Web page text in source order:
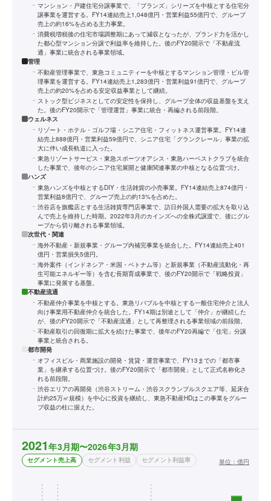
マンション・戸建住宅分譲事業で、「ブランズ」シリーズを中核とする住宅分
譲事業を運営する。FY14連結売上1,048億円・営業利益55億円で、グループ
売上の約16%を占める主力事業。
消費税増税後の住宅市場調整期にあって減収となったが、ブランド力を活かし
た都心型マンション分譲で利益率を維持した。後のFY20開示で「不動産流
通」事業に統合される事業領域。
管理
不動産管理事業で、東急コミュニティーを中核とするマンション管理・ビル管
理事業を運営する。FY14連結売上1,283億円・営業利益91億円で、グループ
売上の約20%を占める安定収益事業として継続。
ストック型ビジネスとしての安定性を保持し、グループ全体の収益基盤を支え
た。後のFY20開示で「管理運営」事業に統合・再編される前段階。
ウェルネス
リゾート・ホテル・ゴルフ場・シニア住宅・フィットネス運営事業。FY14連
結売上888億円・営業利益59億円で、シニア住宅「グランクレール」事業の拡
大に伴い成長軌道に入った。
東急リゾートサービス・東急スポーツオアシス・東急ハーベストクラブを統合
した事業で、後年のシニア住宅展開と健康関連事業の中核となる位置づけ。
ハンズ
東急ハンズを中核とするDIY・生活雑貨の小売事業。FY14連結売上874億円・
営業利益8億円で、グループ売上の約13%を占めた。
渋谷店を旗艦店とする生活雑貨専門店事業で、訪日外国人需要の拡大を取り込
んで売上を維持した時期。2022年3月のカインズへの全株式譲渡で、後にグル
ープから切り離される事業領域。
次世代・関連
海外不動産・新規事業・グループ内補完事業を統合した。FY14連結売上401
億円・営業損失5億円。
海外案件（インドネシア・米国・ベトナム等）と新規事業（不動産流動化・再
生可能エネルギー等）を含む長期育成事業で、後のFY20開示で「戦略投資」
事業に発展する基盤。
不動産流通
不動産仲介事業を中核とする。東急リバブルを中核とする一般住宅仲介と法人
向け事業用不動産仲介を統合した。FY14期は別途として「仲介」が継続した
が、後のFY20開示で「不動産流通」として再整理される事業領域の前段階。
不動産取引の回復期に拡大を続けた事業で、後年のFY20再編で「住宅」分譲
事業と統合される。
都市開発
オフィスビル・商業施設の開発・賃貸・運営事業で、FY13までの「都市事
業」を継承する位置づけ。後のFY20開示で「都市開発」として正式名称化さ
れる前段階。
渋谷エリアの再開発（渋谷ストリーム・渋谷スクランブルスクエア等、延床合
計約25万㎡規模）を中心に投資を継続し、東急不動産HDはこの事業をグルー
プ収益の柱に据えた。
2021年3月期〜2026年3月期
セグメント売上高 セグメント利益 セグメント利益率 単位： 億円